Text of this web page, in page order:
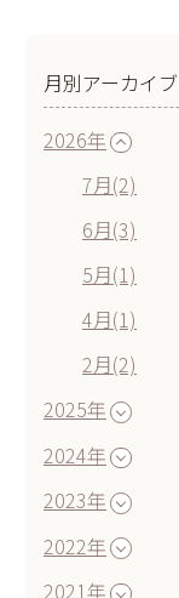
月別アーカイブ
2026年
7月(2)
6月(3)
5月(1)
4月(1)
2月(2)
2025年
2024年
2023年
2022年
2021年